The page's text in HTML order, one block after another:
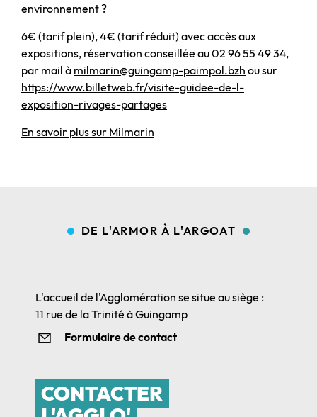
environnement ?
6€ (tarif plein), 4€ (tarif réduit) avec accès aux
expositions, réservation conseillée au 02 96 55 49 34,
par mail à milmarin@guingamp-paimpol.bzh ou sur
https://www.billetweb.fr/visite-guidee-de-l-
exposition-rivages-partages
En savoir plus sur Milmarin
DE L'ARMOR À L'ARGOAT
L'accueil de l'Agglomération se situe au siège :
11 rue de la Trinité à Guingamp
Formulaire de contact
CONTACTER